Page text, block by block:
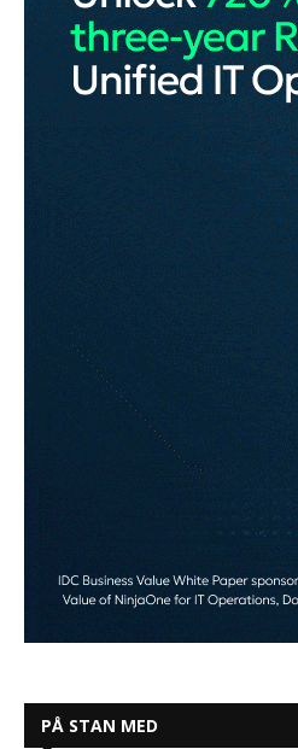
PÅ STAN MED